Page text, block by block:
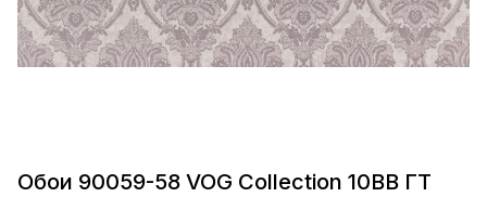
Обои 90059-58 VOG Collection 10ВВ ГТ